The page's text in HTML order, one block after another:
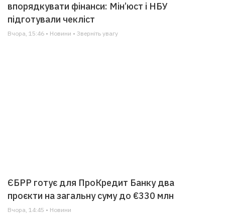
впорядкувати фінанси: Мін’юст і НБУ
підготували чекліст
Вчора, 15:46 • Новини • Зверніть увагу
ЄБРР готує для ПроКредит Банку два
проєкти на загальну суму до €330 млн
Вчора, 14:45 • Новини